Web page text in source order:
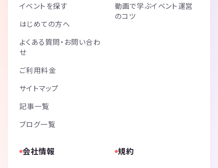
イベントを探す
はじめての方へ
よくある質問・お問い合わ
せ
ご利用料金
サイトマップ
記事一覧
ブログ一覧
動画で学ぶイベント運営
のコツ
会社情報 規約